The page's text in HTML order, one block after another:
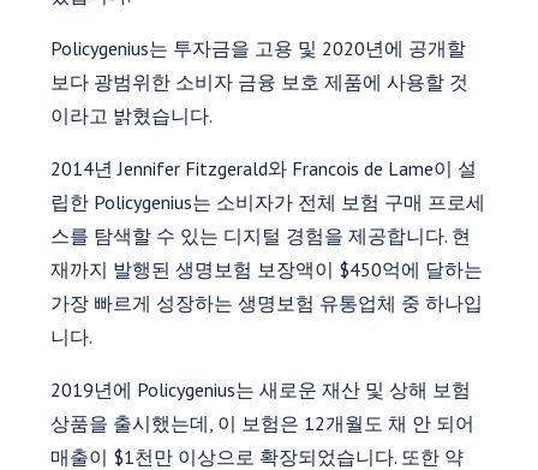
Policygenius는 투자금을 고용 및 2020년에 공개할
보다 광범위한 소비자 금융 보호 제품에 사용할 것
이라고 밝혔습니다.
2014년 Jennifer Fitzgerald와 Francois de Lame이 설
립한 Policygenius는 소비자가 전체 보험 구매 프로세
스를 탐색할 수 있는 디지털 경험을 제공합니다. 현
재까지 발행된 생명보험 보장액이 $450억에 달하는
가장 빠르게 성장하는 생명보험 유통업체 중 하나입
니다.
2019년에 Policygenius는 새로운 재산 및 상해 보험
상품을 출시했는데, 이 보험은 12개월도 채 안 되어
매출이 $1천만 이상으로 확장되었습니다. 또한 약